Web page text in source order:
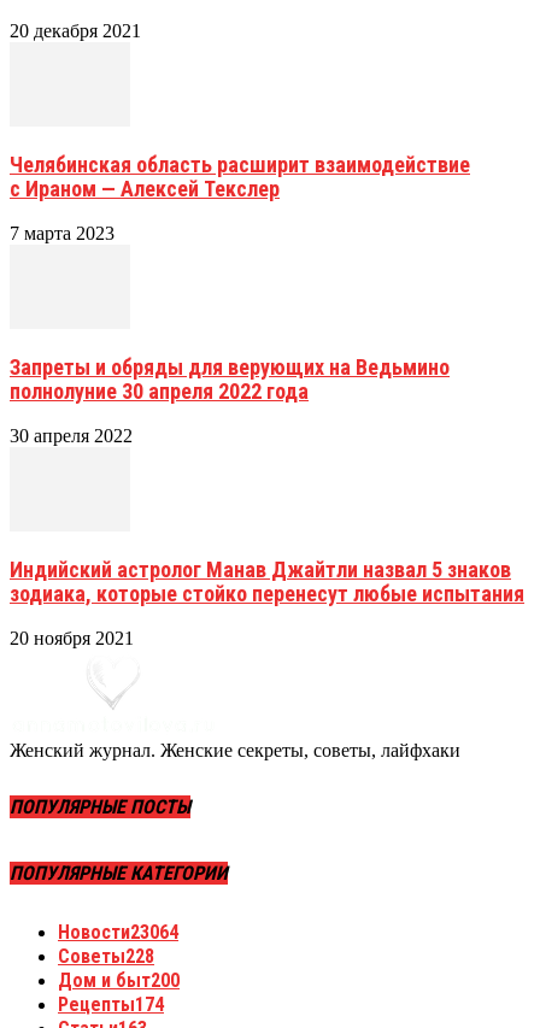
20 декабря 2021
Челябинская область расширит взаимодействие
с Ираном — Алексей Текслер
7 марта 2023
Запреты и обряды для верующих на Ведьмино
полнолуние 30 апреля 2022 года
30 апреля 2022
Индийский астролог Манав Джайтли назвал 5 знаков
зодиака, которые стойко перенесут любые испытания
20 ноября 2021
Женский журнал. Женские секреты, советы, лайфхаки
ПОПУЛЯРНЫЕ ПОСТЫ
ПОПУЛЯРНЫЕ КАТЕГОРИИ
Новости23064
Советы228
Дом и быт200
Рецепты174